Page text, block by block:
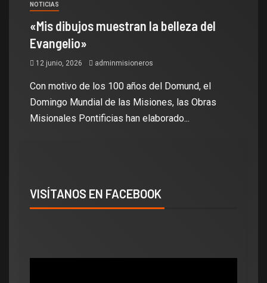
NOTICIAS
«Mis dibujos muestran la belleza del
Evangelio»
12 junio, 2026 adminmisioneros
Con motivo de los 100 años del Domund, el
Domingo Mundial de las Misiones, las Obras
Misionales Pontificias han elaborado...
VISÍTANOS EN FACEBOOK